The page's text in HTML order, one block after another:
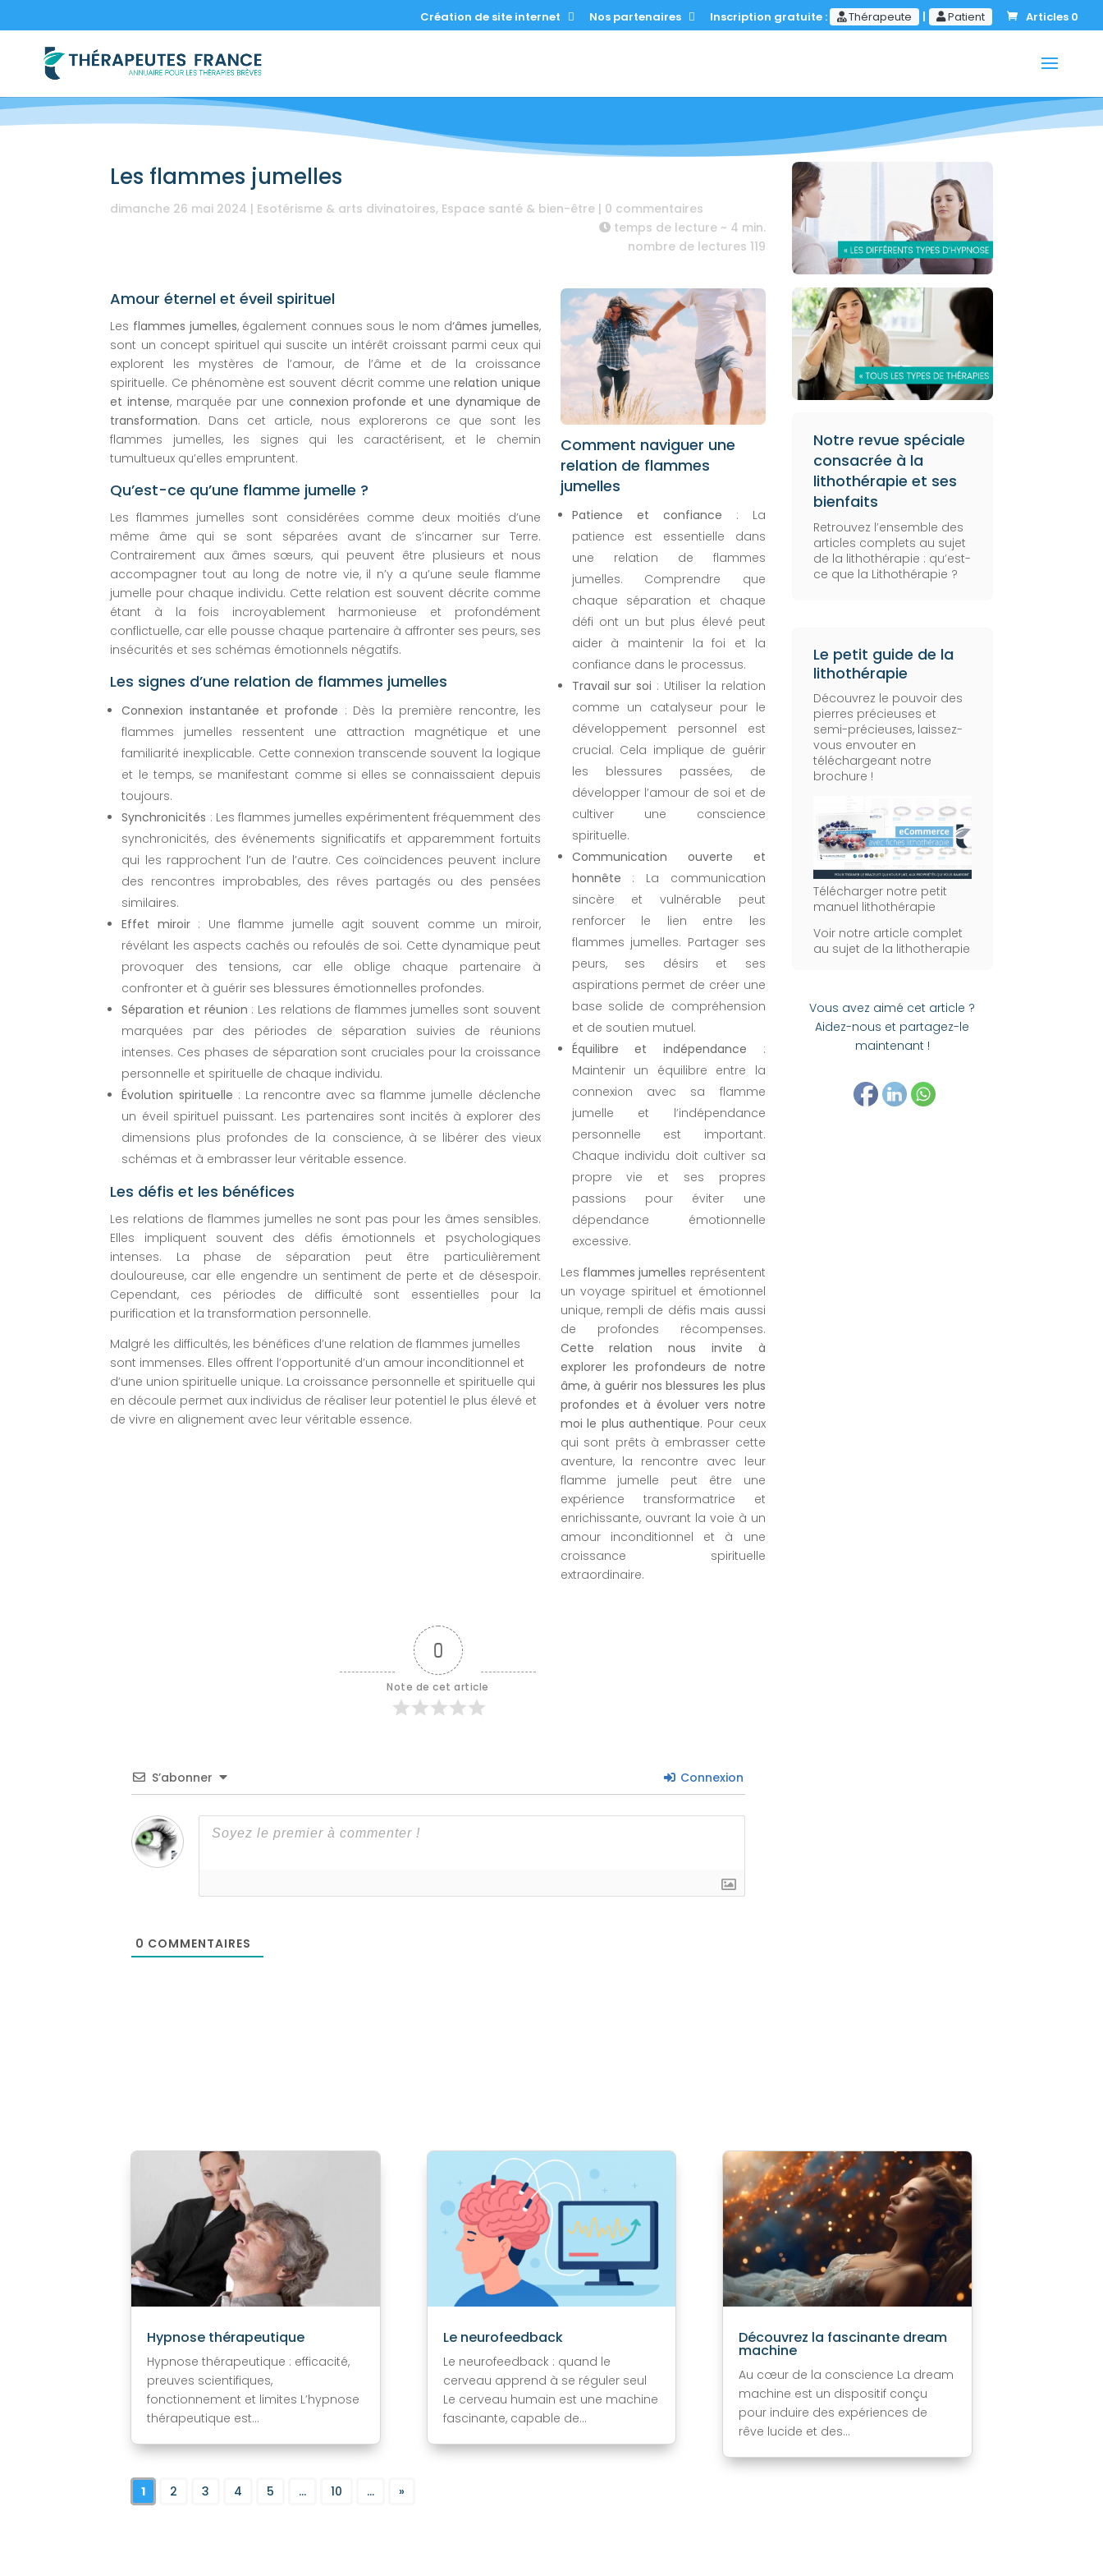
Création de site internet Nos partenaires Inscription gratuite : Thérapeute | Patient Articles 0
Les flammes jumelles
dimanche 26 mai 2024 | Esotérisme & arts divinatoires, Espace santé & bien-être | 0 commentaires
temps de lecture ~ 4 min.
nombre de lectures 119
Amour éternel et éveil spirituel
Les flammes jumelles, également connues sous le nom d‘âmes jumelles,
sont un concept spirituel qui suscite un intérêt croissant parmi ceux qui
explorent les mystères de l’amour, de l’âme et de la croissance
spirituelle. Ce phénomène est souvent décrit comme une relation unique
et intense, marquée par une connexion profonde et une dynamique de
transformation. Dans cet article, nous explorerons ce que sont les
flammes jumelles, les signes qui les caractérisent, et le chemin
tumultueux qu’elles empruntent.
Qu’est-ce qu’une flamme jumelle ?
Les flammes jumelles sont considérées comme deux moitiés d’une
même âme qui se sont séparées avant de s’incarner sur Terre.
Contrairement aux âmes sœurs, qui peuvent être plusieurs et nous
accompagner tout au long de notre vie, il n’y a qu’une seule flamme
jumelle pour chaque individu. Cette relation est souvent décrite comme
étant à la fois incroyablement harmonieuse et profondément
conflictuelle, car elle pousse chaque partenaire à affronter ses peurs, ses
insécurités et ses schémas émotionnels négatifs.
Les signes d’une relation de flammes jumelles
Connexion instantanée et profonde : Dès la première rencontre, les
flammes jumelles ressentent une attraction magnétique et une
familiarité inexplicable. Cette connexion transcende souvent la logique
et le temps, se manifestant comme si elles se connaissaient depuis
toujours.
Synchronicités : Les flammes jumelles expérimentent fréquemment des
synchronicités, des événements significatifs et apparemment fortuits
qui les rapprochent l’un de l’autre. Ces coïncidences peuvent inclure
des rencontres improbables, des rêves partagés ou des pensées
similaires.
Effet miroir: Une flamme jumelle agit souvent comme un miroir,
révélant les aspects cachés ou refoulés de soi. Cette dynamique peut
provoquer des tensions, car elle oblige chaque partenaire à
confronter et à guérir ses blessures émotionnelles profondes.
Séparation et réunion : Les relations de flammes jumelles sont souvent
marquées par des périodes de séparation suivies de réunions
intenses. Ces phases de séparation sont cruciales pour la croissance
personnelle et spirituelle de chaque individu.
Évolution spirituelle : La rencontre avec sa flamme jumelle déclenche
un éveil spirituel puissant. Les partenaires sont incités à explorer des
dimensions plus profondes de la conscience, à se libérer des vieux
schémas et à embrasser leur véritable essence.
Les défis et les bénéfices
Les relations de flammes jumelles ne sont pas pour les âmes sensibles.
Elles impliquent souvent des défis émotionnels et psychologiques
intenses. La phase de séparation peut être particulièrement
douloureuse, car elle engendre un sentiment de perte et de désespoir.
Cependant, ces périodes de difficulté sont essentielles pour la
purification et la transformation personnelle.
Malgré les difficultés, les bénéfices d’une relation de flammes jumelles
sont immenses. Elles offrent l’opportunité d’un amour inconditionnel et
d’une union spirituelle unique. La croissance personnelle et spirituelle qui
en découle permet aux individus de réaliser leur potentiel le plus élevé et
de vivre en alignement avec leur véritable essence.
Comment naviguer une
relation de flammes
jumelles
Patience et confiance : La
patience est essentielle dans
une relation de flammes
jumelles. Comprendre que
chaque séparation et chaque
défi ont un but plus élevé peut
aider à maintenir la foi et la
confiance dans le processus.
Travail sur soi : Utiliser la relation
comme un catalyseur pour le
développement personnel est
crucial. Cela implique de guérir
les blessures passées, de
développer l’amour de soi et de
cultiver une conscience
spirituelle.
Communication ouverte et
honnête : La communication
sincère et vulnérable peut
renforcer le lien entre les
flammes jumelles. Partager ses
peurs, ses désirs et ses
aspirations permet de créer une
base solide de compréhension
et de soutien mutuel.
Équilibre et indépendance :
Maintenir un équilibre entre la
connexion avec sa flamme
jumelle et l’indépendance
personnelle est important.
Chaque individu doit cultiver sa
propre vie et ses propres
passions pour éviter une
dépendance émotionnelle
excessive.
Les flammes jumelles représentent
un voyage spirituel et émotionnel
unique, rempli de défis mais aussi
de profondes récompenses.
Cette relation nous invite à
explorer les profondeurs de notre
âme, à guérir nos blessures les plus
profondes et à évoluer vers notre
moi le plus authentique. Pour ceux
qui sont prêts à embrasser cette
aventure, la rencontre avec leur
flamme jumelle peut être une
expérience transformatrice et
enrichissante, ouvrant la voie à un
amour inconditionnel et à une
croissance spirituelle
extraordinaire.
0
Note de cet article
S’abonner Connexion
0 COMMENTAIRES
Notre revue spéciale
consacrée à la
lithothérapie et ses
bienfaits
Retrouvez l’ensemble des
articles complets au sujet
de la lithothérapie : qu’est-
ce que la Lithothérapie ?
Le petit guide de la
lithothérapie
Découvrez le pouvoir des
pierres précieuses et
semi-précieuses, laissez-
vous envouter en
téléchargeant notre
brochure !
Télécharger notre petit
manuel lithothérapie
Voir notre article complet
au sujet de la lithotherapie
Vous avez aimé cet article ?
Aidez-nous et partagez-le
maintenant !
Hypnose thérapeutique
Hypnose thérapeutique : efficacité,
preuves scientifiques,
fonctionnement et limites L’hypnose
thérapeutique est...
Le neurofeedback
Le neurofeedback : quand le
cerveau apprend à se réguler seul
Le cerveau humain est une machine
fascinante, capable de...
Découvrez la fascinante dream
machine
Au cœur de la conscience La dream
machine est un dispositif conçu
pour induire des expériences de
rêve lucide et des...
1 2 3 4 5 ... 10 ... »